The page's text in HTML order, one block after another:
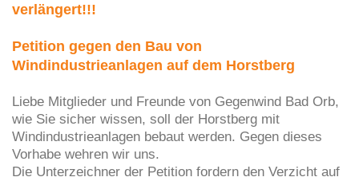
verlängert!!!
Petition gegen den Bau von
Windindustrieanlagen auf dem Horstberg
Liebe Mitglieder und Freunde von Gegenwind Bad Orb,
wie Sie sicher wissen, soll der Horstberg mit
Windindustrieanlagen bebaut werden. Gegen dieses
Vorhabe wehren wir uns.
Die Unterzeichner der Petition fordern den Verzicht auf